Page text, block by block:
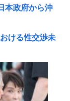
本政府から沖
ける性交渉未
普通にスー
ゼレンスキー